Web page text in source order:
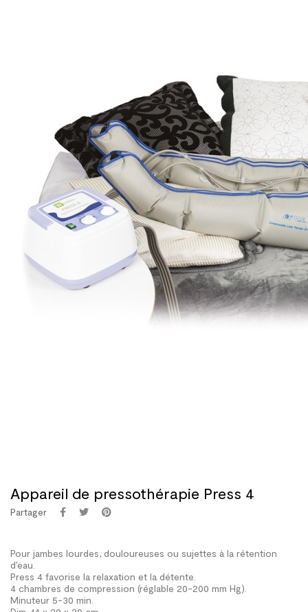
Appareil de pressothérapie Press 4
Partager
Pour jambes lourdes, douloureuses ou sujettes à la rétention
d’eau.
Press 4 favorise la relaxation et la détente.
4 chambres de compression (réglable 20-200 mm Hg).
Minuteur 5-30 min.